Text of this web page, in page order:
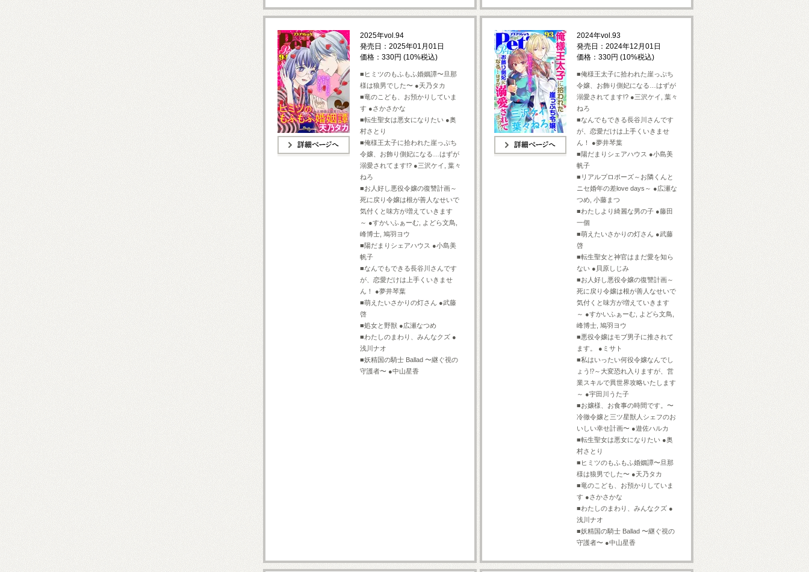
2025年vol.94
発売日：2025年01月01日
価格：330円 (10%税込)
■ヒミツのもふもふ婚姻譚〜旦那
様は狼男でした〜 ●天乃タカ
■竜のこども、お預かりしていま
す ●さかさかな
■転生聖女は悪女になりたい ●奥
村さとり
■俺様王太子に拾われた崖っぷち
令嬢、お飾り側妃になる…はずが
溺愛されてます!? ●三沢ケイ, 葉々
ねろ
■お人好し悪役令嬢の復讐計画～
死に戻り令嬢は根が善人なせいで
気付くと味方が増えていきます
～ ●すかいふぁーむ, よどら文鳥,
峰博士, 鳩羽ヨウ
■陽だまりシェアハウス ●小島美
帆子
■なんでもできる長谷川さんです
が、恋愛だけは上手くいきませ
ん！ ●夢井琴葉
■萌えたいさかりの灯さん ●武藤
啓
■処女と野獣 ●広瀬なつめ
■わたしのまわり、みんなクズ ●
浅川ナオ
■妖精国の騎士 Ballad 〜継ぐ視の
守護者〜 ●中山星香
2024年vol.93
発売日：2024年12月01日
価格：330円 (10%税込)
■俺様王太子に拾われた崖っぷち
令嬢、お飾り側妃になる…はずが
溺愛されてます!? ●三沢ケイ, 葉々
ねろ
■なんでもできる長谷川さんです
が、恋愛だけは上手くいきませ
ん！ ●夢井琴葉
■陽だまりシェアハウス ●小島美
帆子
■リアルプロポーズ～お隣くんと
ニセ婚年の差love days～ ●広瀬な
つめ, 小藤まつ
■わたしより綺麗な男の子 ●藤田
一個
■萌えたいさかりの灯さん ●武藤
啓
■転生聖女と神官はまだ愛を知ら
ない ●貝原しじみ
■お人好し悪役令嬢の復讐計画～
死に戻り令嬢は根が善人なせいで
気付くと味方が増えていきます
～ ●すかいふぁーむ, よどら文鳥,
峰博士, 鳩羽ヨウ
■悪役令嬢はモブ男子に推されて
ます。 ●ミサト
■私はいったい何役令嬢なんでし
ょう⁉～大変恐れ入りますが、営
業スキルで異世界攻略いたします
～ ●宇田川うた子
■お嬢様、お食事の時間です。〜
冷徹令嬢と三ツ星獣人シェフのお
いしい幸せ計画〜 ●遊佐ハルカ
■転生聖女は悪女になりたい ●奥
村さとり
■ヒミツのもふもふ婚姻譚〜旦那
様は狼男でした〜 ●天乃タカ
■竜のこども、お預かりしていま
す ●さかさかな
■わたしのまわり、みんなクズ ●
浅川ナオ
■妖精国の騎士 Ballad 〜継ぐ視の
守護者〜 ●中山星香